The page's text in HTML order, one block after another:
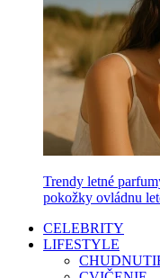
Trendy letné
pokožky ovládnu
CELEBRITY
LIFESTYLE